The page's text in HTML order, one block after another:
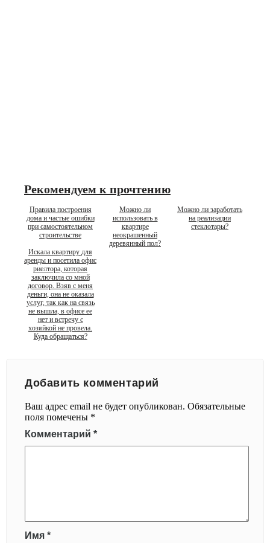
Рекомендуем к прочтению
Правила построения
дома и частые ошибки
при самостоятельном
строительстве
Можно ли
использовать в
квартире
неокрашенный
деревянный пол?
Можно ли заработать
на реализации
стеклотары?
Искала квартиру для
аренды и посетила офис
риелтора, которая
заключила со мной
договор. Взяв с меня
деньги, она не оказала
услуг, так как на связь
не вышла, в офисе ее
нет и встречу с
хозяйкой не провела.
Куда обращаться?
Добавить комментарий
Ваш адрес email не будет опубликован. Обязательные
поля помечены *
Комментарий *
Имя *